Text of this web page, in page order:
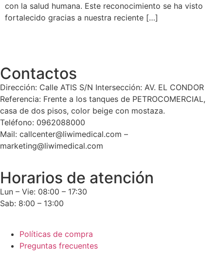
con la salud humana. Este reconocimiento se ha visto
fortalecido gracias a nuestra reciente […]
Contactos
Dirección: Calle ATIS S/N Intersección: AV. EL CONDOR
Referencia: Frente a los tanques de PETROCOMERCIAL,
casa de dos pisos, color beige con mostaza.
Teléfono: 0962088000
Mail: callcenter@liwimedical.com –
marketing@liwimedical.com
Horarios de atención
Lun – Vie: 08:00 – 17:30
Sab: 8:00 – 13:00
Políticas de compra
Preguntas frecuentes